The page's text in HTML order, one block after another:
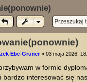
Ebe-Grüner »03 maja 2026,
w formie
bardzo interesować się